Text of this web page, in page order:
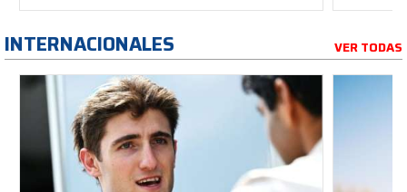
INTERNACIONALES VER TODAS